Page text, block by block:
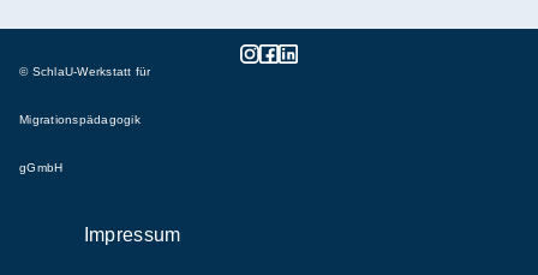
© SchlaU-Werkstatt für
Migrationspädagogik
gGmbH
Impressum